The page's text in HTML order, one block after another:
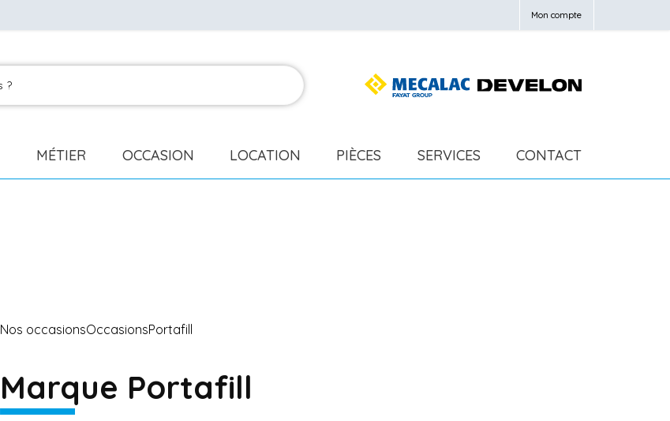
Mon compte
MÉTIER OCCASION LOCATION PIÈCES SERVICES CONTACT
Nos occasionsOccasionsPortafill
Marque Portafill